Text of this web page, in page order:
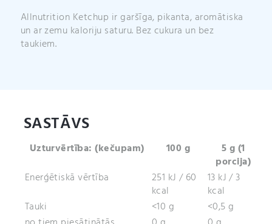
Allnutrition Ketchup ir garšīga, pikanta, aromātiska
un ar zemu kaloriju saturu. Bez cukura un bez
taukiem.
SASTĀVS
Uzturvērtība: (kečupam) 100 g
5 g (1
porcija)
Enerģētiskā vērtība
251 kJ / 60
kcal
13 kJ / 3
kcal
Tauki
<10 g
<0,5 g